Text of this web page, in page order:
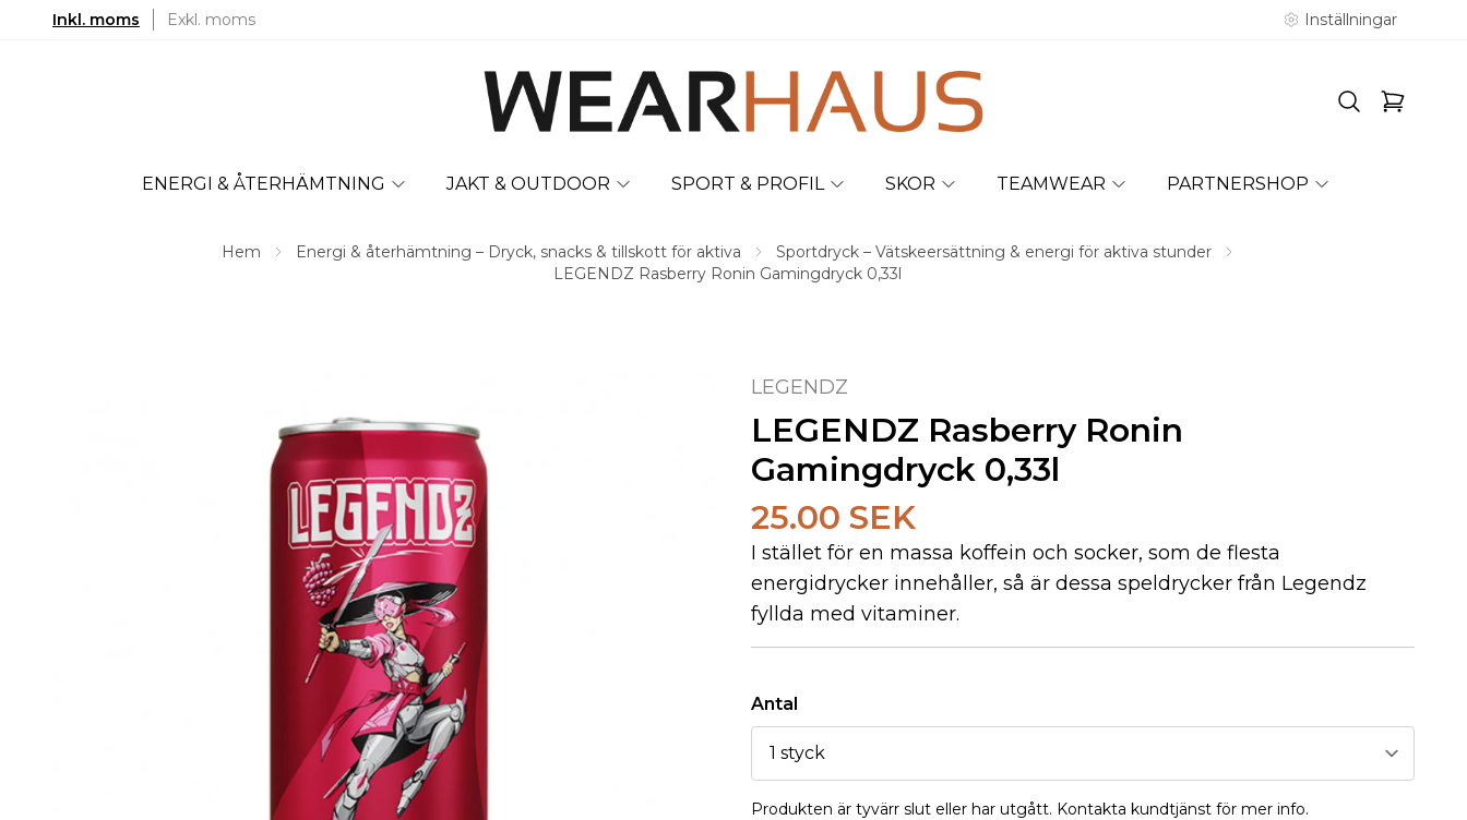
Inkl. moms Exkl. moms Inställningar
ENERGI & ÅTERHÄMTNING JAKT & OUTDOOR SPORT & PROFIL SKOR TEAMWEAR PARTNERSHOP
Hem Energi & återhämtning – Dryck, snacks & tillskott för aktiva
Sportdryck – Vätskeersättning & energi för aktiva stunder
LEGENDZ Rasberry Ronin Gamingdryck 0,33l
LEGENDZ
LEGENDZ Rasberry Ronin
Gamingdryck 0,33l
25.00 SEK
I stället för en massa koffein och socker, som de flesta
energidrycker innehåller, så är dessa speldrycker från Legendz
fyllda med vitaminer.
Antal
Produkten är tyvärr slut eller har utgått. Kontakta kundtjänst för mer info.